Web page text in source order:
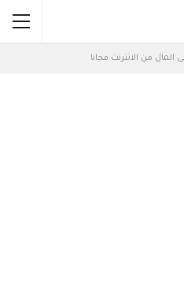
من الانترنت مجانا